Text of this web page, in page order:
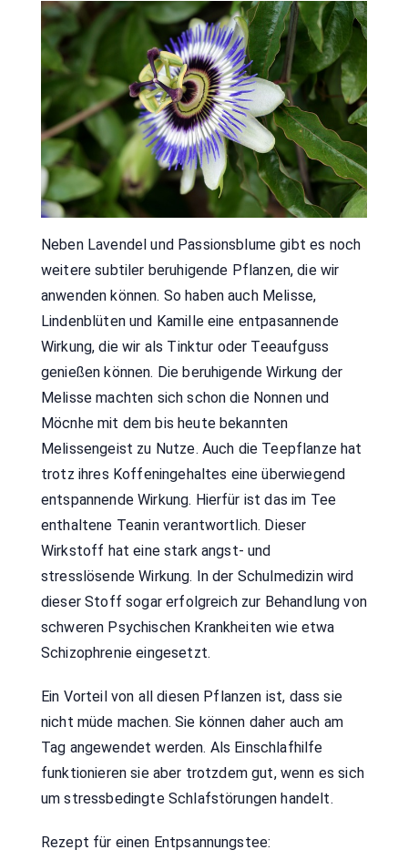
Neben Lavendel und Passionsblume gibt es noch
weitere subtiler beruhigende Pflanzen, die wir
anwenden können. So haben auch Melisse,
Lindenblüten und Kamille eine entpasannende
Wirkung, die wir als Tinktur oder Teeaufguss
genießen können. Die beruhigende Wirkung der
Melisse machten sich schon die Nonnen und
Möcnhe mit dem bis heute bekannten
Melissengeist zu Nutze. Auch die Teepflanze hat
trotz ihres Koffeningehaltes eine überwiegend
entspannende Wirkung. Hierfür ist das im Tee
enthaltene Teanin verantwortlich. Dieser
Wirkstoff hat eine stark angst- und
stresslösende Wirkung. In der Schulmedizin wird
dieser Stoff sogar erfolgreich zur Behandlung von
schweren Psychischen Krankheiten wie etwa
Schizophrenie eingesetzt.
Ein Vorteil von all diesen Pflanzen ist, dass sie
nicht müde machen. Sie können daher auch am
Tag angewendet werden. Als Einschlafhilfe
funktionieren sie aber trotzdem gut, wenn es sich
um stressbedingte Schlafstörungen handelt.
Rezept für einen Entpsannungstee: